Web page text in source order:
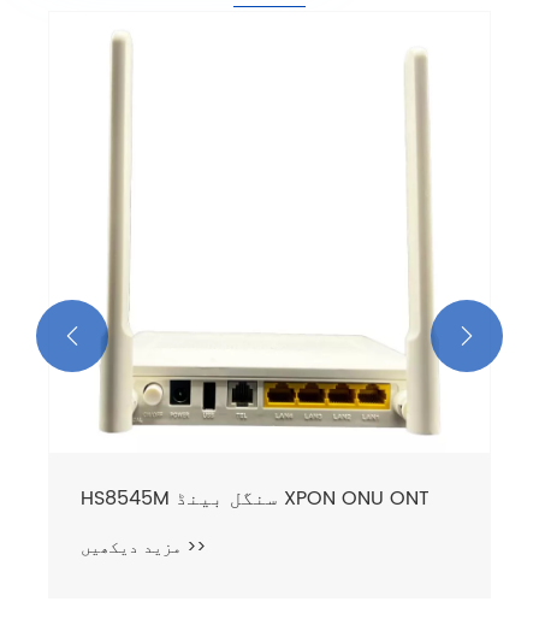
HS8545M سنگل بینڈ XPON ONU ONT
مزید دیکھیں >>
 